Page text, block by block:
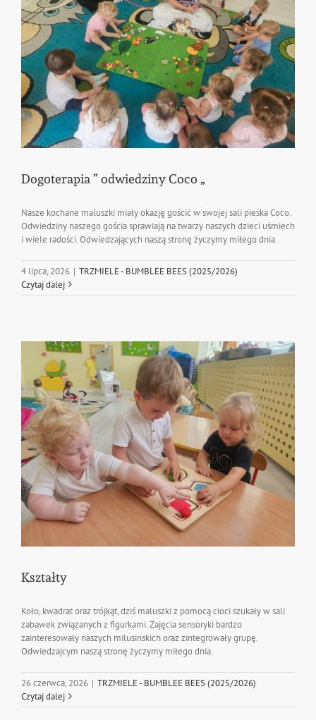
Dogoterapia ” odwiedziny Coco „
Nasze kochane maluszki miały okazję gościć w swojej sali pieska Coco.
Odwiedziny naszego gościa sprawiają na twarzy naszych dzieci uśmiech
i wiele radości. Odwiedzających naszą stronę życzymy miłego dnia.
4 lipca, 2026 | TRZMIELE - BUMBLEE BEES (2025/2026)
Czytaj dalej
Kształty
Koło, kwadrat oraz trójkąt, dziś maluszki z pomocą cioci szukały w sali
zabawek związanych z figurkami. Zajęcia sensoryki bardzo
zainteresowały naszych milusinskich oraz zintegrowały grupę.
Odwiedzajcym naszą stronę życzymy miłego dnia.
26 czerwca, 2026 | TRZMIELE - BUMBLEE BEES (2025/2026)
Czytaj dalej